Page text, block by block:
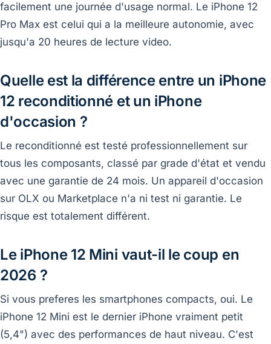
facilement une journée d'usage normal. Le iPhone 12
Pro Max est celui qui a la meilleure autonomie, avec
jusqu'a 20 heures de lecture video.
Quelle est la différence entre un iPhone
12 reconditionné et un iPhone
d'occasion ?
Le reconditionné est testé professionnellement sur
tous les composants, classé par grade d'état et vendu
avec une garantie de 24 mois. Un appareil d'occasion
sur OLX ou Marketplace n'a ni test ni garantie. Le
risque est totalement différent.
Le iPhone 12 Mini vaut-il le coup en
2026 ?
Si vous preferes les smartphones compacts, oui. Le
iPhone 12 Mini est le dernier iPhone vraiment petit
(5,4") avec des performances de haut niveau. C'est